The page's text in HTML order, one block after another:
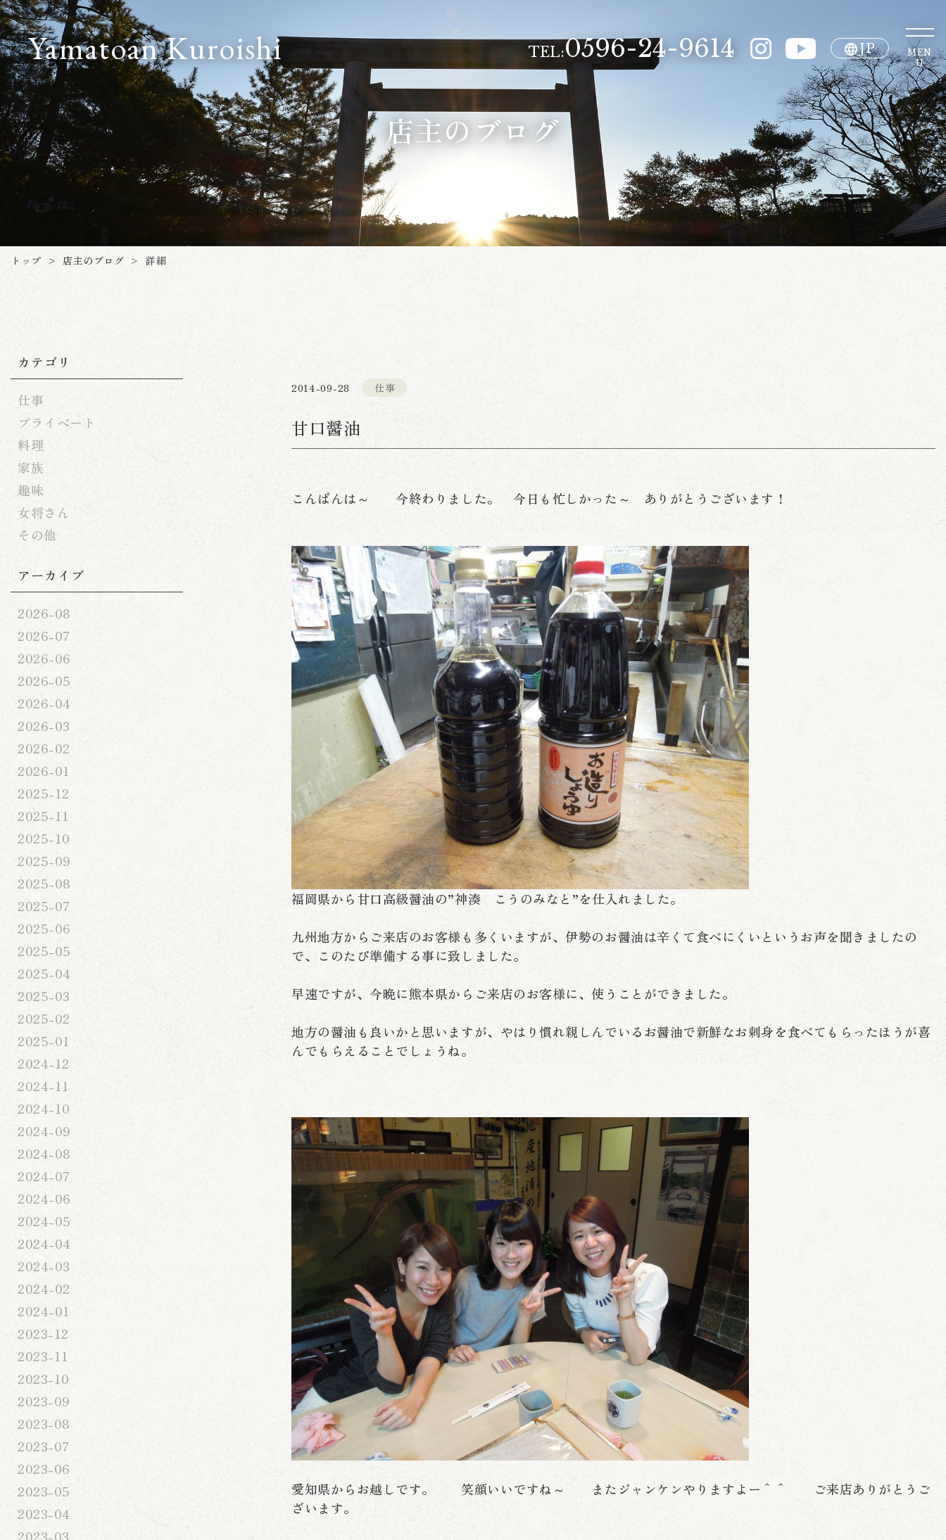
Yamatoan Kuroishi TEL:0596-24-9614 JP MEN
U
店主のブログ
トップ > 店主のブログ > 詳細
2014-09-28 仕事
甘口醤油
こんばんは～ 今終わりました。 今日も忙しかった～ ありがとうございます！
福岡県から甘口高級醤油の”神湊 こうのみなと”を仕入れました。
九州地方からご来店のお客様も多くいますが、伊勢のお醤油は辛くて食べにくいというお声を聞きましたの
で、このたび準備する事に致しました。
早速ですが、今晩に熊本県からご来店のお客様に、使うことができました。
地方の醤油も良いかと思いますが、やはり慣れ親しんでいるお醤油で新鮮なお刺身を食べてもらったほうが喜
んでもらえることでしょうね。
愛知県からお越しです。 笑顔いいですね～ またジャンケンやりますよー＾＾ ご来店ありがとうご
ざいます。
カテゴリ
仕事
プライベート
料理
家族
趣味
女将さん
その他
アーカイブ
2026-08
2026-07
2026-06
2026-05
2026-04
2026-03
2026-02
2026-01
2025-12
2025-11
2025-10
2025-09
2025-08
2025-07
2025-06
2025-05
2025-04
2025-03
2025-02
2025-01
2024-12
2024-11
2024-10
2024-09
2024-08
2024-07
2024-06
2024-05
2024-04
2024-03
2024-02
2024-01
2023-12
2023-11
2023-10
2023-09
2023-08
2023-07
2023-06
2023-05
2023-04
2023-03